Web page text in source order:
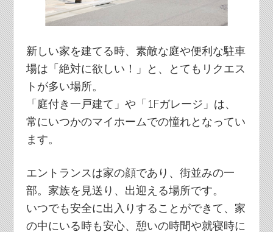
新しい家を建てる時、素敵な庭や便利な駐車
場は「絶対に欲しい！」と、とてもリクエス
トが多い場所。
「庭付き一戸建て」や「1Fガレージ」は、
常にいつかのマイホームでの憧れとなってい
ます。
エントランスは家の顔であり、街並みの一
部。家族を見送り、出迎える場所です。
いつでも安全に出入りすることができて、家
の中にいる時も安心、憩いの時間や就寝時に